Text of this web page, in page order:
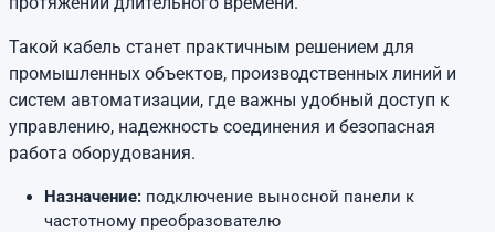
Такой кабель станет практичным решением для
промышленных объектов, производственных линий и
систем автоматизации, где важны удобный доступ к
управлению, надежность соединения и безопасная
работа оборудования.
Назначение: подключение выносной панели к
частотному преобразователю